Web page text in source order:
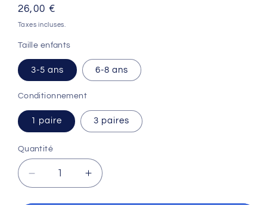
Prix
habituel
26,00 €
Taxes incluses.
Taille enfants
3-5 ans 6-8 ans
Conditionnement
1 paire 3 paires
Quantité
Réduire
la
Augmenter
la